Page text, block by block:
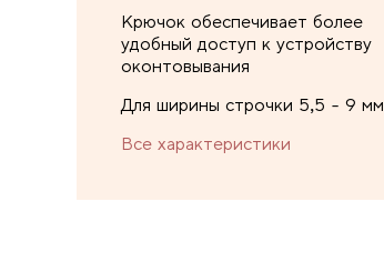
Крючок обеспечивает более
удобный доступ к устройству
оконтовывания
Для ширины строчки 5,5 - 9 мм
Все характеристики